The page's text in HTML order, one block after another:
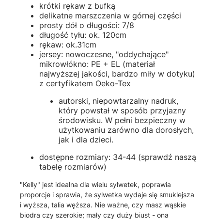
krótki rękaw z bufką
delikatne marszczenia w górnej części
prosty dół o długości: 7/8
długość tyłu: ok. 120cm
rękaw: ok.31cm
jersey: nowoczesne, "oddychające"
mikrowłókno: PE + EL (materiał
najwyższej jakości, bardzo miły w dotyku)
z certyfikatem Oeko-Tex
autorski, niepowtarzalny nadruk,
który powstał w sposób przyjazny
środowisku. W pełni bezpieczny w
użytkowaniu zarówno dla dorosłych,
jak i dla dzieci.
dostępne rozmiary: 34-44 (sprawdź naszą
tabelę rozmiarów)
"Kelly" jest idealna dla wielu sylwetek, poprawia
proporcje i sprawia, że sylwetka wydaje się smuklejsza
i wyższa, talia węższa. Nie ważne, czy masz wąskie
biodra czy szerokie; mały czy duży biust - ona